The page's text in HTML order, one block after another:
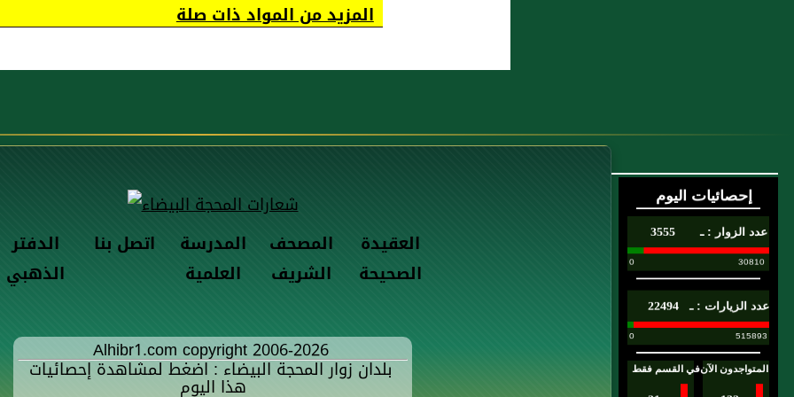
المزيد من المواد ذات صلة
الدفتر
الذهبي
اتصل بنا
المدرسة
العلمية
المصحف
الشريف
العقيدة
الصحيحة
Alhibr1.com copyright 2006-2026
بلدان زوار المحجة البيضاء : اضغط لمشاهدة إحصائيات
هذا اليوم